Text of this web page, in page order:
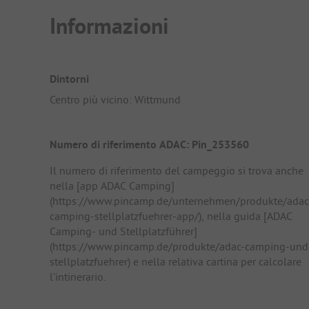
Informazioni
Dintorni
Centro più vicino: Wittmund
Numero di riferimento ADAC: Pin_253560
Il numero di riferimento del campeggio si trova anche
nella [app ADAC Camping]
(https://www.pincamp.de/unternehmen/produkte/
camping-stellplatzfuehrer-app/), nella guida [ADAC
Camping- und Stellplatzführer]
(https://www.pincamp.de/produkte/adac-camping-
stellplatzfuehrer) e nella relativa cartina per calcolare
l'intinerario.